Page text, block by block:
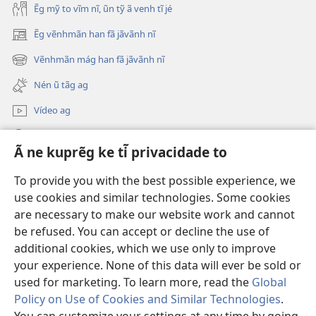
Ã ne kuprẽg ke ti̇̃ privacidade to
To provide you with the best possible experience, we
use cookies and similar technologies. Some cookies
are necessary to make our website work and cannot
be refused. You can accept or decline the use of
additional cookies, which we use only to improve
your experience. None of this data will ever be sold or
used for marketing. To learn more, read the Global
Policy on Use of Cookies and Similar Technologies.
há
tẽgtũ,
ã
tỹ
rĩr
sór
hã
ki
tĩ
jé
tẽgtũ,
rĩr
sór
hã
ki
tĩ
jé
Ẽg mỹ to vĩm nĩ, ũn tỹ ã venh tĩ jé
Ẽg vẽnhmãn han fã jãvãnh nĩ
(abre
nova
janela)
Vẽnhmãn mág han fã jãvãnh nĩ
(abre
nova
janela)
Nén ũ tãg ag
Vídeo ag
(abre
nova
janela)Torre de Vigia Vẽnh Rá Vinven Fã™ On-line
(abre
nova
janela)JW Hub ®
(abre
nova
janela)